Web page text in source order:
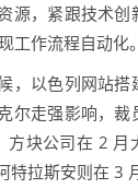
源，紧跟技术
工作流程自动化。
以色列网站搭
尔走强影响，
方块公司在 2
特拉斯安则在 3